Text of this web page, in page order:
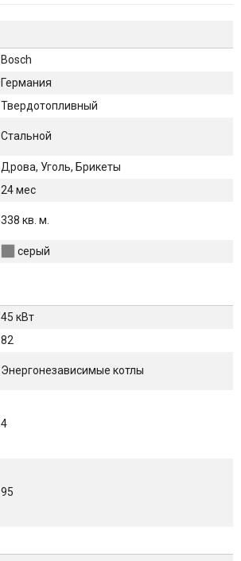
Bosch
Германия
Твердотопливный
Стальной
Дрова, Уголь, Брикеты
24 мес
338 кв. м.
серый
45 кВт
82
Энергонезависимые котлы
4
95